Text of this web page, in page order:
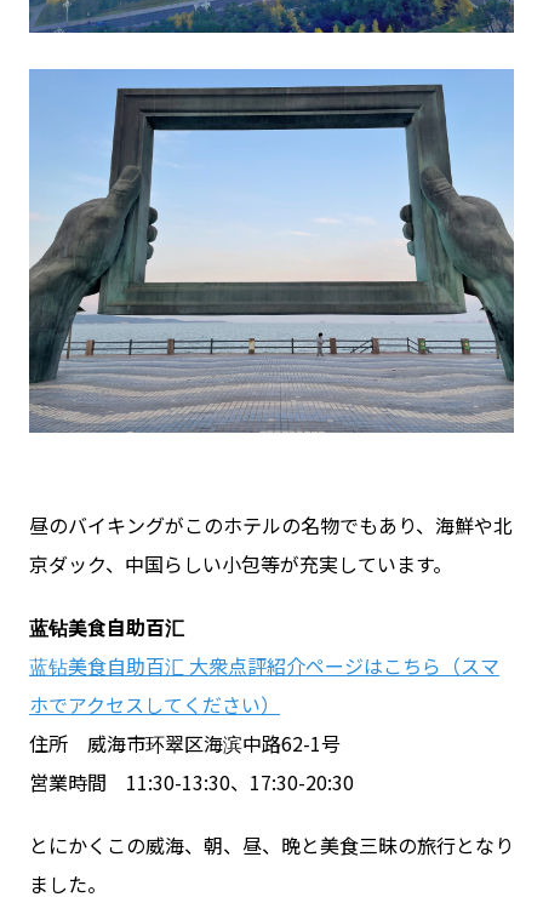
昼のバイキングがこのホテルの名物でもあり、海鮮や北
京ダック、中国らしい小包等が充実しています。
蓝钻美食自助百汇
蓝钻美食自助百汇 大衆点評紹介ページはこちら（スマ
ホでアクセスしてください）
住所 威海市环翠区海滨中路62-1号
営業時間 11:30-13:30、17:30-20:30
とにかくこの威海、朝、昼、晩と美食三昧の旅行となり
ました。